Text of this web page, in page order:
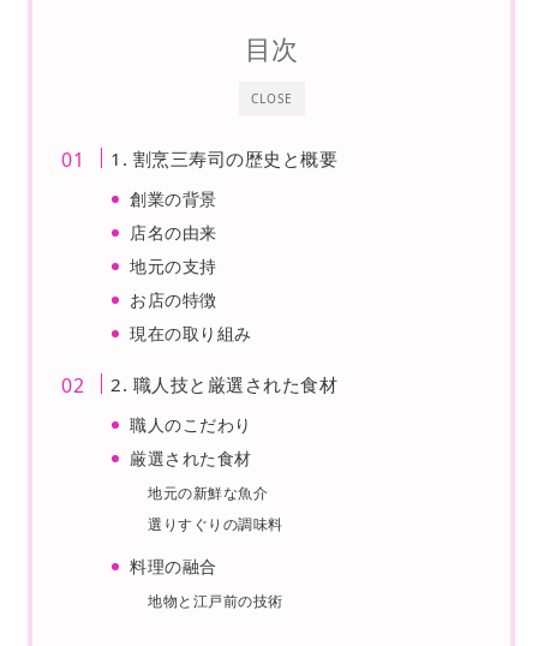
CLOSE
目次
1. 割烹三寿司の歴史と概要
創業の背景
店名の由来
地元の支持
お店の特徴
現在の取り組み
2. 職人技と厳選された食材
職人のこだわり
厳選された食材
地元の新鮮な魚介
選りすぐりの調味料
料理の融合
地物と江戸前の技術